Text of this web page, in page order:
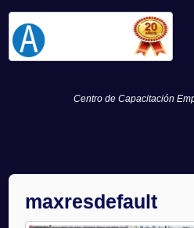
Centro de Capacitación
maxresdefault